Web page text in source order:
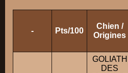
- Pts/100
Chien /
Origines
GOLIATH
DES